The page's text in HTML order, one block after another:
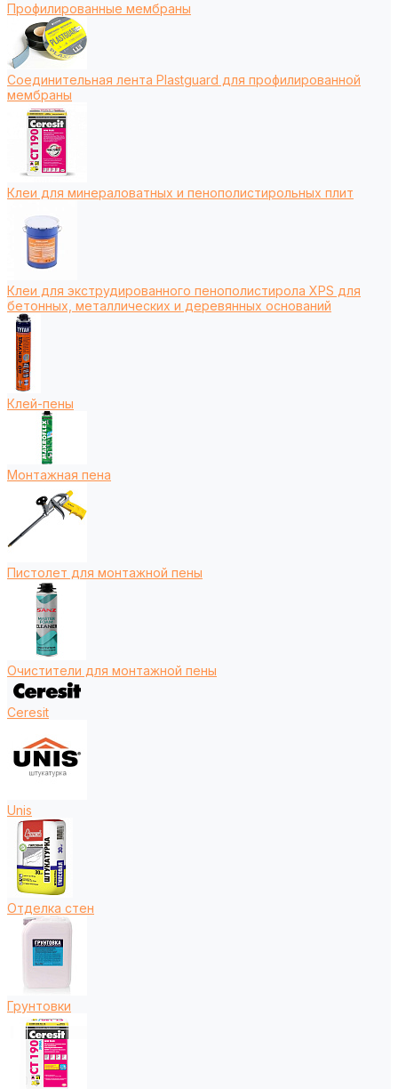
Профилированные мембраны
Соединительная лента Plastguard для профилированной
мембраны
Клеи для минераловатных и пенополистирольных плит
Клеи для экструдированного пенополистирола XPS для
бетонных, металлических и деревянных оснований
Клей-пены
Монтажная пена
Пистолет для монтажной пены
Очистители для монтажной пены
Ceresit
Unis
Отделка стен
Грунтовки